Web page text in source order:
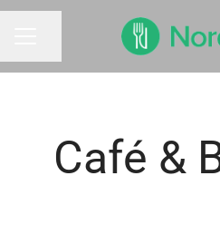
Café &